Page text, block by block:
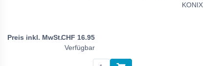
KONIX
CHF 16.95
Verfügbar